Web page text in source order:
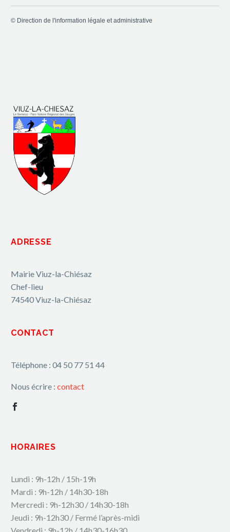
© Direction de l'information légale et administrative
ADRESSE
Mairie Viuz-la-Chiésaz
Chef-lieu
74540 Viuz-la-Chiésaz
CONTACT
Téléphone : 04 50 77 51 44
Nous écrire : contact
HORAIRES
Lundi : 9h-12h / 15h-19h
Mardi : 9h-12h / 14h30-18h
Mercredi : 9h-12h30 / 14h30-18h
Jeudi : 9h-12h30 / Fermé l’après-midi